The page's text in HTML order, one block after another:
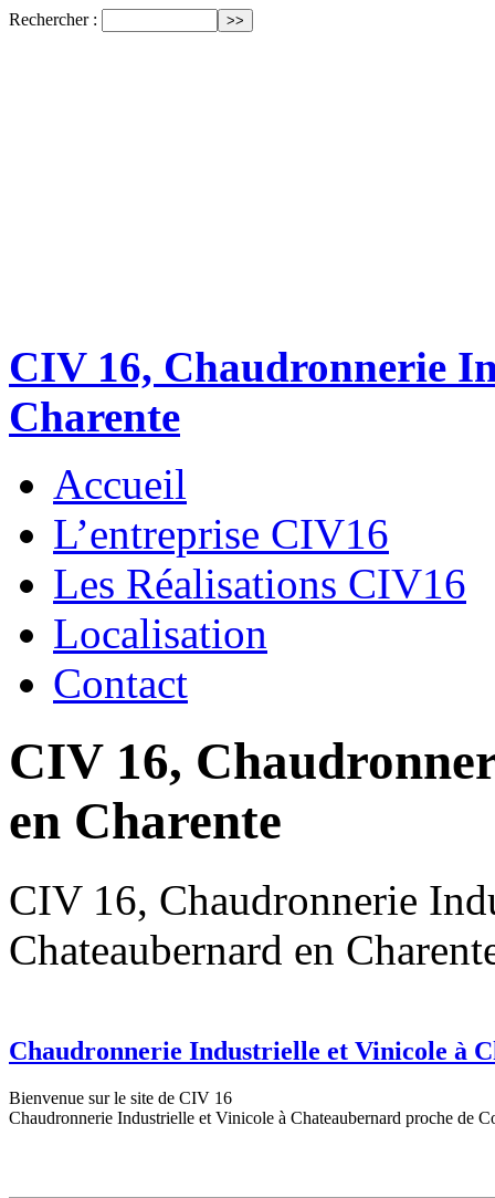
Rechercher :
CIV 16, Chaudronnerie
Charente
Accueil
L’entreprise CIV16
Les Réalisations CIV16
Localisation
Contact
CIV 16,
en Charente
CIV 16, Chaudronnerie
Chateaubernard en
Chaudronnerie Industrielle et Vinicole à
Bienvenue sur le site de CIV 16
Chaudronnerie Industrielle et Vinicole à Chateaubernard proche de